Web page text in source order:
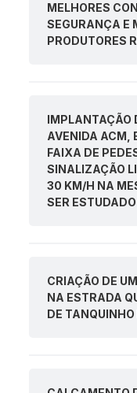
MELHORES
SEGURANÇA E
PRODUTORES
IMPLANTAÇÃO
AVENIDA ACM,
FAIXA DE
SINALIZAÇÃO
30 KM/H NA
SER
CRIAÇÃO DE
NA ESTRADA
DE TANQUINHO